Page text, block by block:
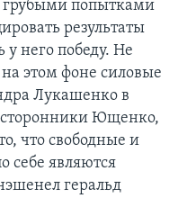
грубыми попытками
результаты
у него победу. Не
этом фоне силовые
Лукашенко в
сторонники Ющенко,
что свободные и
себе являются
геральд